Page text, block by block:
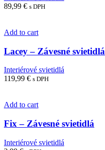
89,99 € s DPH
Add to cart
Lacey – Závesné svietidlá
Interiérové svietidlá
119,99 € s DPH
Add to cart
Fix – Závesné svietidlá
Interiérové svietidlá